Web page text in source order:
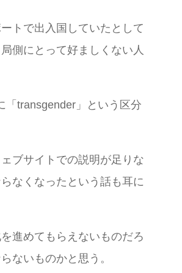
トで出入国していたとして
側にとって好ましくない人
「transgender」という区分
ブサイトでの説明が足りな
なくなったという話も耳に
進めてもらえないものだろ
ないものかと思う。